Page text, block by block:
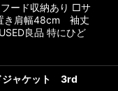
ード収納あり □サ
き肩幅48cm 袖丈
良品 特にひど
ジャケット 3rd